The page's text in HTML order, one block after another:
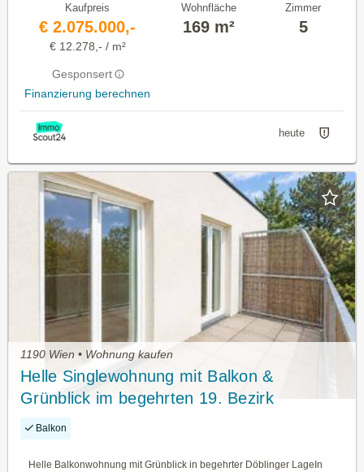
Kaufpreis
€ 2.075.000,-
€ 12.278,- / m²
Gesponsert
Finanzierung berechnen
Wohnfläche
169 m²
Zimmer
5
heute
1190 Wien • Wohnung kaufen
Helle Singlewohnung mit Balkon &
Grünblick im begehrten 19. Bezirk
Balkon
Helle Balkonwohnung mit Grünblick in begehrter Döblinger LageIn